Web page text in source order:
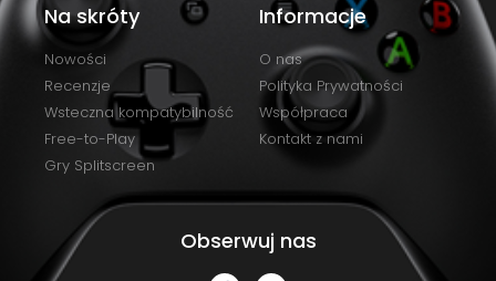
Na skróty
Nowości
Recenzje
Wsteczna kompatybilność
Free-to-Play
Gry Splitscreen
Informacje
O nas
Polityka Prywatności
Współpraca
Kontakt z nami
Obserwuj nas